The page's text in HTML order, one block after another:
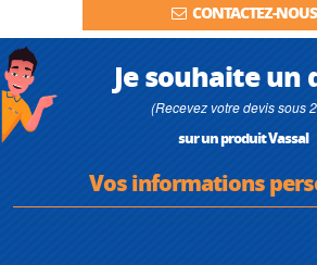
CONTACTEZ-
Je souhaite un
(Recevez votre devis sous
sur un produit Vassal
Vos informations